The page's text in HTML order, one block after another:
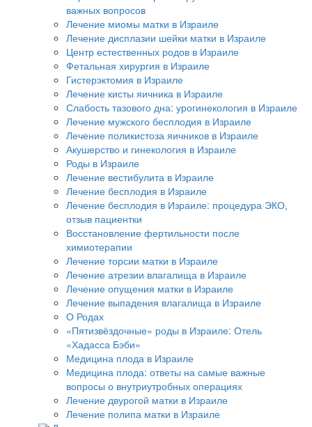
важных вопросов
Лечение миомы матки в Израиле
Лечение дисплазии шейки матки в Израиле
Центр естественных родов в Израиле
Фетальная хирургия в Израиле
Гистерэктомия в Израиле
Лечение кисты яичника в Израиле
Слабость тазового дна: урогинекология в Израиле
Лечение мужского бесплодия в Израиле
Лечение поликистоза яичников в Израиле
Акушерство и гинекология в Израиле
Роды в Израиле
Лечение вестибулита в Израиле
Лечение бесплодия в Израиле
Лечение бесплодия в Израиле: процедура ЭКО,
отзыв пациентки
Восстановление фертильности после
химиотерапии
Лечение торсии матки в Израиле
Лечение атрезии влагалища в Израиле
Лечение опущения матки в Израиле
Лечение выпадения влагалища в Израиле
О Родах
«Пятизвёздочные» роды в Израиле: Отель
«Хадасса Бэби»
Медицина плода в Израиле
Медицина плода: ответы на самые важные
вопросы о внутриутробных операциях
Лечение двурогой матки в Израиле
Лечение полипа матки в Израиле